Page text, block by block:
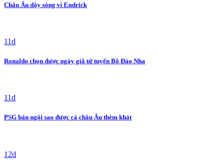
Châu Âu dậy sóng vì Endrick
11d
Ronaldo chọn được ngày giã từ tuyển Bồ Đào Nha
11d
PSG bán ngôi sao được cả châu Âu thèm khát
12d